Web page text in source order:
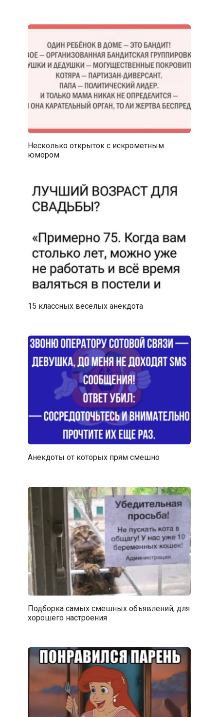
Несколько открыток с искрометным
юмором
15 классных веселых анекдота
Анекдоты от которых прям смешно
Подборка самых смешных объявлений, для
хорошего настроения